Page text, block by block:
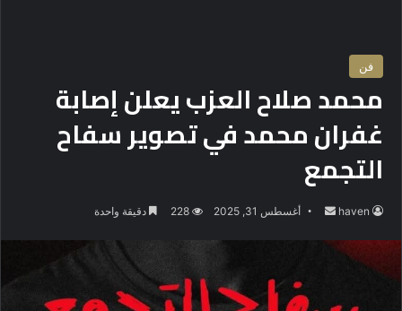
فن
محمد صلاح العزب يعلن إصابة
غفران محمد في تصوير سفاح
التجمع
haven أغسطس 31, 2025 228 دقيقة واحدة